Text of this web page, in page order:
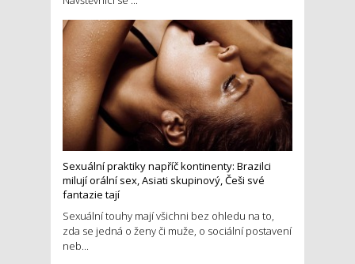
Sexuální praktiky napříč kontinenty: Brazilci
milují orální sex, Asiati skupinový, Češi své
fantazie tají
Sexuální touhy mají všichni bez ohledu na to,
zda se jedná o ženy či muže, o sociální postavení
neb...